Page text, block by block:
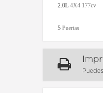
2.0L 4X4 177cv
5 Puertas